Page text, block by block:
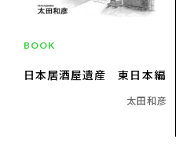
BOOK
日本居酒屋遺産 東日本編
太田和彦